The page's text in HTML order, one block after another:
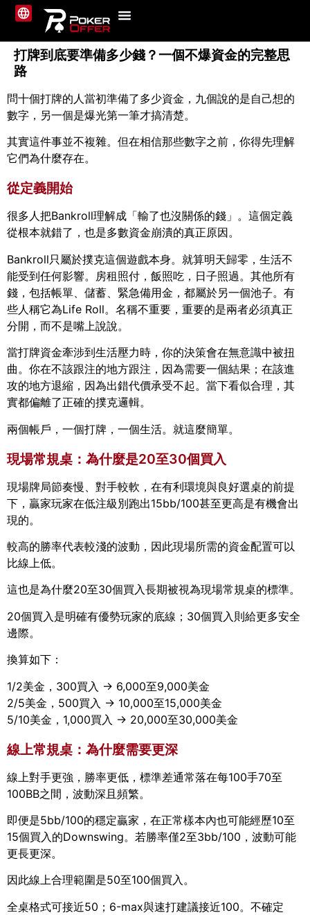
打牌到底要準備多少錢？一個不爆資金的完整思
路
問十個打牌的人當初準備了多少資金，九個說的是自己想的
數字，另一個是爆光第一筆才搞清楚。
其實這件事並不複雜。但在相信那些數字之前，你得先理解
它們為什麼存在。
從定義開始
很多人把Bankroll理解成「輸了也沒關係的錢」。這個定義
從根本就錯了，也是多數資金崩潰的真正原因。
Bankroll只屬於撲克這個遊戲本身。就算明天歸零，生活不
能受到任何影響。房租照付，飯照吃，日子照過。其他所有
錢，包括帳單、儲蓄、緊急備用金，都屬於另一個池子。有
些人稱它為Life Roll。名稱不重要，重要的是兩者必須真正
分開，而不是嘴上說說。
當打牌資金牽涉到生活壓力時，你的決策會在無意識中被扭
曲。你在不該跟注的地方跟注，因為需要一個結果；在該進
攻的地方退縮，因為出錯代價承受不起。當下看似合理，其
實都偏離了正確的撲克邏輯。
兩個帳戶，一個打牌，一個生活。就這麼簡單。
現場常規桌：為什麼是20至30個買入
現場牌局節奏慢、對手較軟，在有利環境與良好選桌的前提
下，贏家玩家在低注級別跑出15bb/100甚至更高是有機會出
現的。
較高的勝率代表較淺的波動，因此現場所需的資金配置可以
比線上低。
這也是為什麼20至30個買入長期被視為現場常規桌的標準。
20個買入是明確有優勢玩家的底線；30個買入則給更多安全
邊際。
換算如下：
1/2美金，300買入 → 6,000至9,000美金
2/5美金，500買入 → 10,000至15,000美金
5/10美金，1,000買入 → 20,000至30,000美金
線上常規桌：為什麼需要更深
線上對手更強，勝率更低，標準差通常落在每100手70至
100BB之間，波動深且頻繁。
即便是5bb/100的穩定贏家，在正常樣本內也可能經歷10至
15個買入的Downswing。若勝率僅2至3bb/100，波動可能
更長更深。
因此線上合理範圍是50至100個買入。
全桌格式可接近50；6-max與速打建議接近100。不確定